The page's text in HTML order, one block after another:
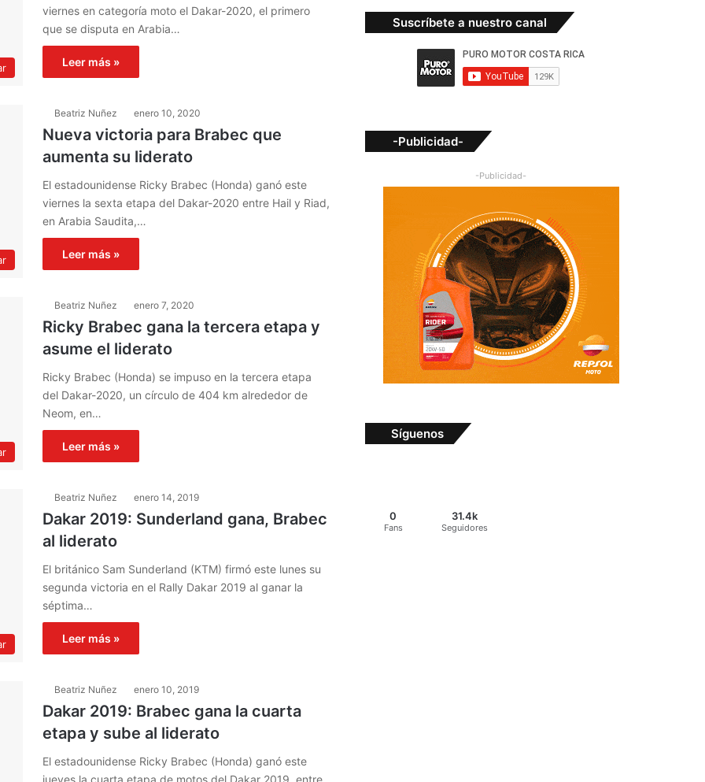
viernes en categoría moto el Dakar-2020, el primero
que se disputa en Arabia…
Leer más »
Beatriz Nuñez enero 10, 2020
Nueva victoria para Brabec que
aumenta su liderato
El estadounidense Ricky Brabec (Honda) ganó este
viernes la sexta etapa del Dakar-2020 entre Hail y Riad,
en Arabia Saudita,…
Leer más »
Beatriz Nuñez enero 7, 2020
Ricky Brabec gana la tercera etapa y
asume el liderato
Ricky Brabec (Honda) se impuso en la tercera etapa
del Dakar-2020, un círculo de 404 km alrededor de
Neom, en…
Leer más »
Beatriz Nuñez enero 14, 2019
Dakar 2019: Sunderland gana, Brabec
al liderato
El británico Sam Sunderland (KTM) firmó este lunes su
segunda victoria en el Rally Dakar 2019 al ganar la
séptima…
Leer más »
Beatriz Nuñez enero 10, 2019
Dakar 2019: Brabec gana la cuarta
etapa y sube al liderato
El estadounidense Ricky Brabec (Honda) ganó este
jueves la cuarta etapa de motos del Dakar 2019, entre
Suscríbete a nuestro canal
-Publicidad-
-Publicidad-
Síguenos
0
Fans
31.4k
Seguidores